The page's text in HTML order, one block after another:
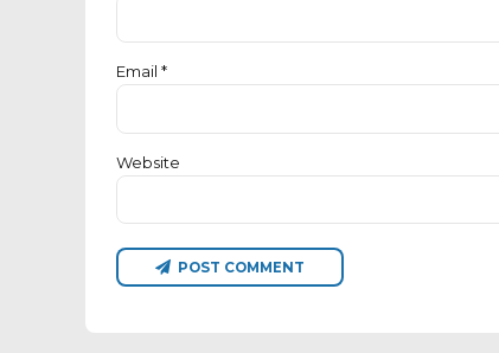
Email *
Website
POST COMMENT